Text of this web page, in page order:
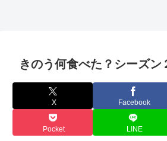
きのう何食べた？シーズン
X Facebook
Pocket LINE